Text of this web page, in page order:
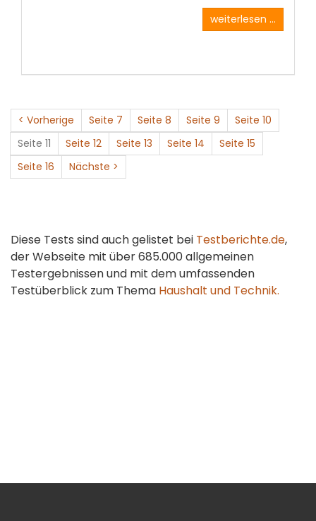
weiterlesen ...
< Vorherige Seite 7 Seite 8 Seite 9
Seite 10
Seite 11
Seite 12 Seite 13 Seite 14
Seite 15
Seite 16
Nächste >
Diese Tests sind auch gelistet bei Testberichte.de,
der Webseite mit über 685.000 allgemeinen
Testergebnissen und mit dem umfassenden
Testüberblick zum Thema Haushalt und Technik.